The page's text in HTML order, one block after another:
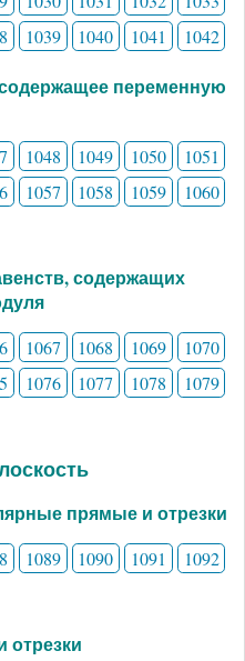
1039 1040 1041 1042
переменную
1048 1049 1050
1051
1057 1058 1059
1060
содержащих
1067 1068 1069
1070
1076 1077 1078
1079
прямые и отрезки
1089 1090 1091
1092
отрезки